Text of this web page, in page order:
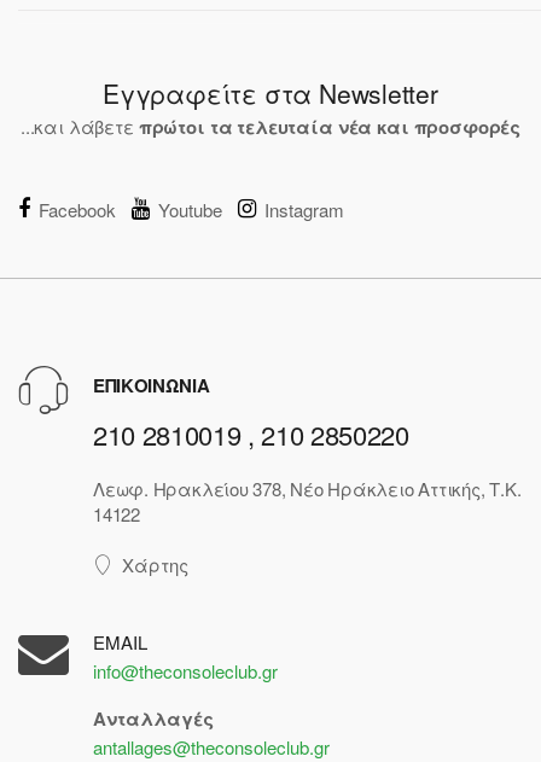
Εγγραφείτε στα Newsletter
...και λάβετε πρώτοι τα τελευταία νέα και προσφορές
Facebook Youtube Instagram
ΕΠΙΚΟΙΝΩΝΙΑ
210 2810019 , 210 2850220
Λεωφ. Ηρακλείου 378, Νέο Ηράκλειο Αττικής, Τ.Κ.
14122
Χάρτης
EMAIL
info@theconsoleclub.gr
Ανταλλαγές
antallages@theconsoleclub.gr